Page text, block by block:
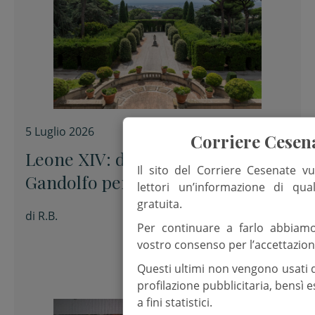
5 Luglio 2026
Leone XIV: da oggi a Castel
Gandolfo per il riposo estivo, fino
al 27 luglio
di R.B.
Corriere
Il sito del Corriere Cesenate
lettori un’informazione di
gratuita.
Per continuare a farlo
vostro consenso per
Questi ultimi non vengono usati
profilazione pubblicitaria, bensì
a fini statistici.